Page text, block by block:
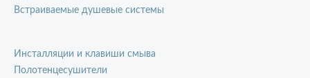
Встраиваемые душевые системы
Инсталляции и клавиши смыва
Полотенцесушители